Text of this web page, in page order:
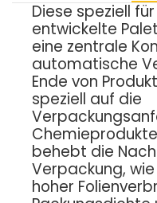
Diese speziell
entwickelte
eine zentrale
automatische
Ende von
speziell auf die
behebt die
Verpackung,
hoher